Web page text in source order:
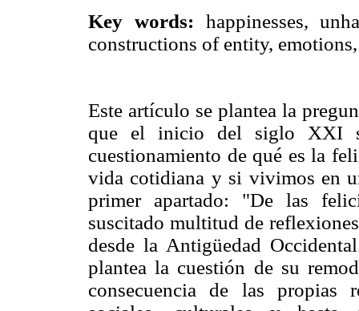
Key words: happinesses,
constructions of entity,
Este artículo se plantea la
que el inicio del siglo XXI
cuestionamiento de qué es la
vida cotidiana y si vivimos en
primer apartado: "De las
suscitado multitud de
desde la Antigüedad
plantea la cuestión de su
consecuencia de las propias